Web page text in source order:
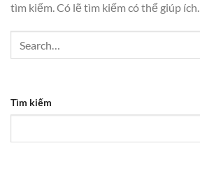
tìm kiếm. Có lẽ tìm kiếm có thể giúp ích.
Tìm kiếm